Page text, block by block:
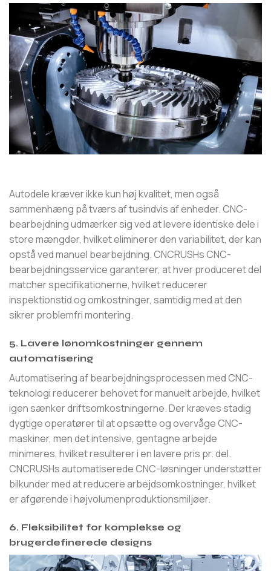
Autodele kræver ikke kun høj kvalitet, men også
sammenhæng på tværs af tusindvis af enheder. CNC-
bearbejdning udmærker sig ved at levere identiske dele i
store mængder, hvilket eliminerer den variabilitet, der kan
opstå ved manuel bearbejdning. CNCRUSHs CNC-
bearbejdningsservice garanterer, at hver produceret del
matcher specifikationerne, hvilket reducerer
inspektionstid og omkostninger, samtidig med at den
sikrer problemfri montering.
5. Lavere lønomkostninger gennem
automatisering
Automatisering af bearbejdningsprocessen med CNC-
teknologi reducerer behovet for manuelt arbejde, hvilket
igen sænker driftsomkostningerne. Der kræves stadig
dygtige operatører til at opsætte og overvåge CNC-
maskiner, men det intensive, gentagne arbejde
minimeres, hvilket resulterer i en lavere pris pr. del.
CNCRUSHs automatiserede CNC-løsninger understøtter
bilkunder med at reducere arbejdsomkostninger, hvilket
er afgørende i højvolumenproduktionsmiljøer.
6. Fleksibilitet for komplekse og
brugerdefinerede designs